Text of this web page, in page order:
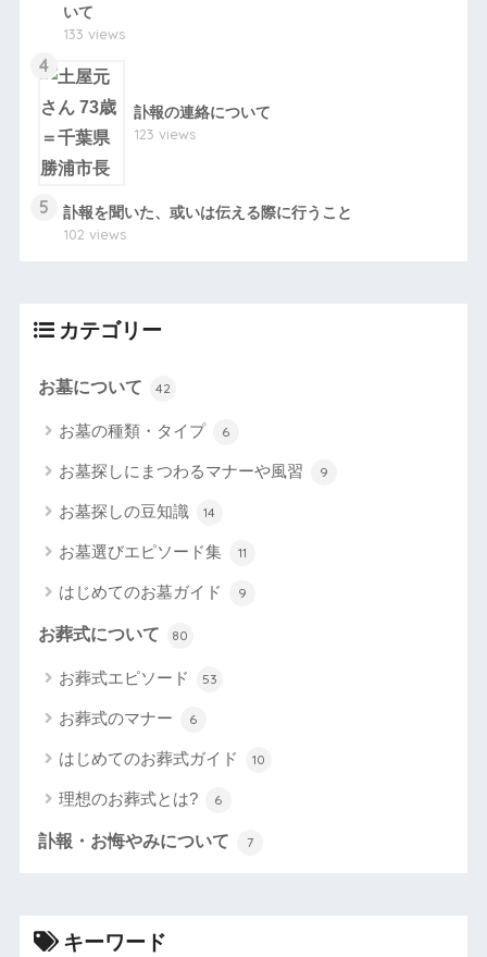
いて
133 views
4
訃報の連絡について
123 views
5
訃報を聞いた、或いは伝える際に行うこと
102 views
カテゴリー
お墓について 42
お墓の種類・タイプ 6
お墓探しにまつわるマナーや風習 9
お墓探しの豆知識 14
お墓選びエピソード集 11
はじめてのお墓ガイド 9
お葬式について 80
お葬式エピソード 53
お葬式のマナー 6
はじめてのお葬式ガイド 10
理想のお葬式とは? 6
訃報・お悔やみについて 7
キーワード